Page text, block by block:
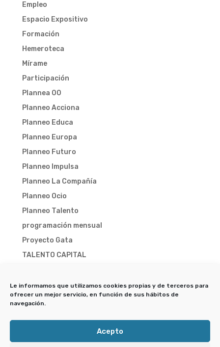
Le informamos que utilizamos cookies propias y de terceros para
ofrecer un mejor servicio, en función de sus hábitos de
navegación.
Acepto
Empleo
Espacio Expositivo
Formación
Hemeroteca
Mírame
Participación
Plannea 00
Planneo Acciona
Planneo Educa
Planneo Europa
Planneo Futuro
Planneo Impulsa
Planneo La Compañía
Planneo Ocio
Planneo Talento
programación mensual
Proyecto Gata
TALENTO CAPITAL
TALENTO CAPITAL 2026
Trampa-X